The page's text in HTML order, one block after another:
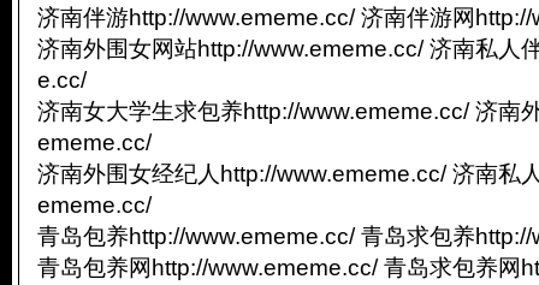
济南伴游http://www.ememe.cc/ 济南伴游网
济南外围女网站http://www.ememe.cc/ 济南私人
e.cc/
济南女大学生求包养http://www.ememe.cc/ 济南
ememe.cc/
济南外围女经纪人http://www.ememe.cc/ 济南私
ememe.cc/
青岛包养http://www.ememe.cc/ 青岛求包养
青岛包养网http://www.ememe.cc/ 青岛求包养网